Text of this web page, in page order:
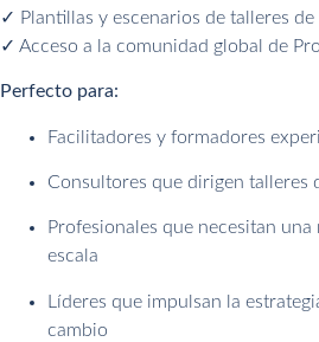
✓ Plantillas y escenarios de talleres de
✓ Acceso a la comunidad global de
Perfecto para:
Facilitadores y formadores
Consultores que dirigen talleres
Profesionales que necesitan
escala
Líderes que impulsan la
cambio